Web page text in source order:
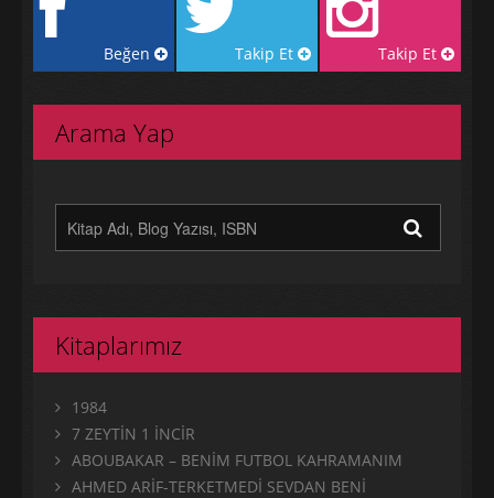
Beğen Takip Et Takip Et
Arama Yap
Kitaplarımız
1984
7 ZEYTİN 1 İNCİR
ABOUBAKAR – BENİM FUTBOL KAHRAMANIM
AHMED ARİF-TERKETMEDİ SEVDAN BENİ